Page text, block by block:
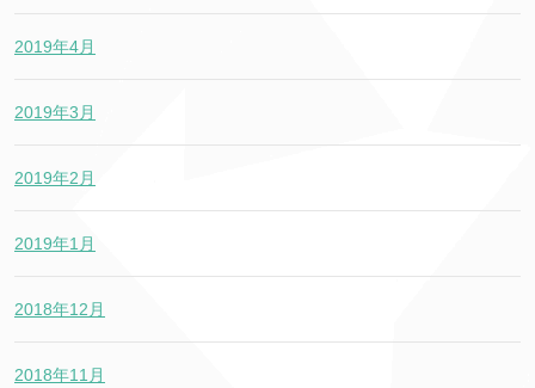
2019年4月
2019年3月
2019年2月
2019年1月
2018年12月
2018年11月